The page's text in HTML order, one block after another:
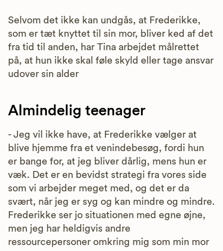
Selvom det ikke kan undgås, at Frederikke,
som er tæt knyttet til sin mor, bliver ked af det
fra tid til anden, har Tina arbejdet målrettet
på, at hun ikke skal føle skyld eller tage ansvar
udover sin alder
Almindelig teenager
- Jeg vil ikke have, at Frederikke vælger at
blive hjemme fra et venindebesøg, fordi hun
er bange for, at jeg bliver dårlig, mens hun er
væk. Det er en bevidst strategi fra vores side
som vi arbejder meget med, og det er da
svært, når jeg er syg og kan mindre og mindre.
Frederikke ser jo situationen med egne øjne,
men jeg har heldigvis andre
ressourcepersoner omkring mig som min mor